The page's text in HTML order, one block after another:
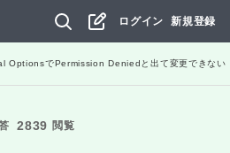
ログイン 新規登録
OptionsでPermission Deniedと出て変更できない
2839 閲覧